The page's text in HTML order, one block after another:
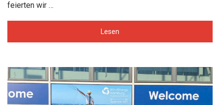
feierten wir …
Lesen